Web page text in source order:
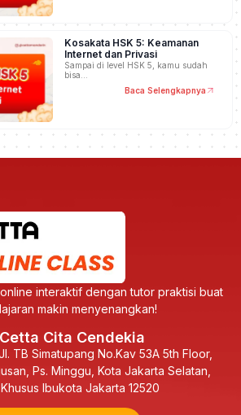
Kosakata HSK 5: Keamanan
Internet dan Privasi
Sampai di level HSK 5, kamu sudah
bisa…
Baca Selengkapnya
interaktif dengan tutor praktisi buat
makin menyenangkan!
Cita Cendekia
TB Simatupang No.Kav 53A 5th Floor,
Ps. Minggu, Kota Jakarta Selatan,
Ibukota Jakarta 12520